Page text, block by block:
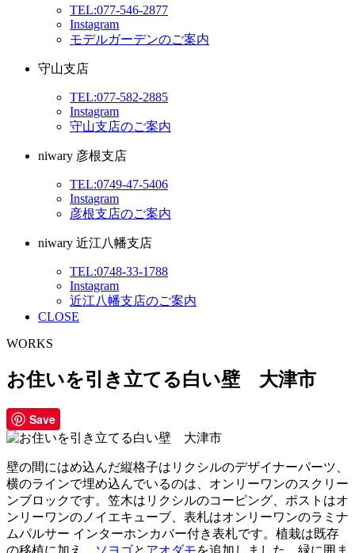
TEL:077-546-2877
Instagram
モデルガーデンのご案内
守山支店
TEL:077-582-2885
Instagram
守山支店のご案内
niwary 彦根支店
TEL:0749-47-5406
Instagram
彦根支店のご案内
niwary 近江八幡支店
TEL:0748-33-1788
Instagram
近江八幡支店のご案内
CLOSE
WORKS
お住いを引き立てる白い壁 大津市
Save
壁の間にはめ込んだ縦格子はリクシルのデザイナーパーツ、
横のラインで埋め込んでいるのは、オンリーワンのスクリー
ンブロックです。笠木はリクシルのコーピング、ポストはオ
ンリーワンのノイエキューブ、表札はオンリーワンのラミナ
ムパルサー インターホンカバー付き表札です。植栽は既存
の移植に加え、
ソヨゴと アオダモを追加しました。緑に囲ま